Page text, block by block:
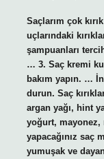
Saçlarım çok
uçlarındaki
şampuanları
… 3. Saç kremi
bakım yapın. …
durun. Saç
argan yağı, hint
yoğurt,
yapacağınız saç
yumuşak ve